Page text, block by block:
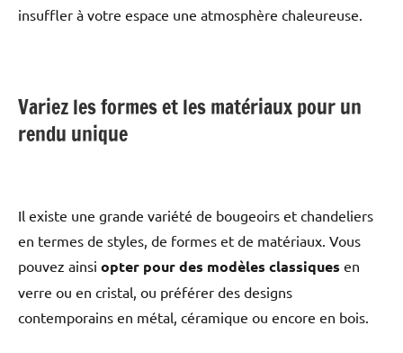
insuffler à votre espace une atmosphère chaleureuse.
Variez les formes et les matériaux pour un
rendu unique
Il existe une grande variété de bougeoirs et chandeliers
en termes de styles, de formes et de matériaux. Vous
pouvez ainsi opter pour des modèles classiques en
verre ou en cristal, ou préférer des designs
contemporains en métal, céramique ou encore en bois.